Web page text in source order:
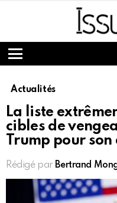
Menu
Actualités
La liste
cibles de
Trump pour
Rédigé par Bertrand